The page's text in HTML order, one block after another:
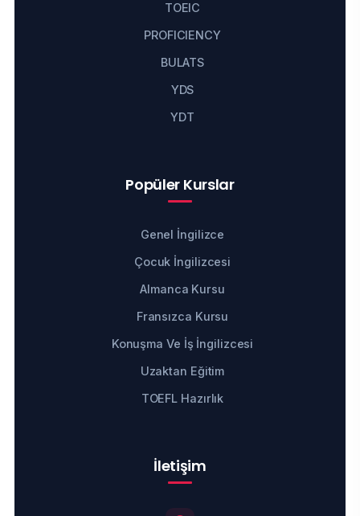
TOEIC
PROFICIENCY
BULATS
YDS
YDT
Popüler Kurslar
Genel İngilizce
Çocuk İngilizcesi
Almanca Kursu
Fransızca Kursu
Konuşma Ve İş İngilizcesi
Uzaktan Eğitim
TOEFL Hazırlık
İletişim